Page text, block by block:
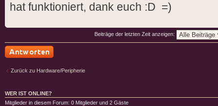
hat funktioniert, dank euch =)
Beiträge der letzten Zeit anzeigen:
Zurück zu Hardware/Peripherie
WER IST ONLINE?
Mitglieder in diesem Forum: 0 Mitglieder und 2 Gäste